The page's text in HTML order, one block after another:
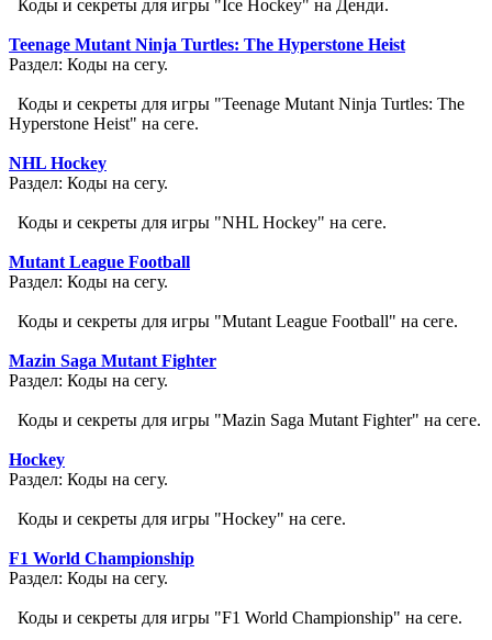
Коды и секреты для игры "Ice Hockey" на Денди.
Teenage Mutant Ninja Turtles: The Hyperstone Heist
Раздел: Коды на сегу.
Коды и секреты для игры "Teenage Mutant Ninja Turtles: The
Hyperstone Heist" на сеге.
NHL Hockey
Раздел: Коды на сегу.
Коды и секреты для игры "NHL Hockey" на сеге.
Mutant League Football
Раздел: Коды на сегу.
Коды и секреты для игры "Mutant League Football" на сеге.
Mazin Saga Mutant Fighter
Раздел: Коды на сегу.
Коды и секреты для игры "Mazin Saga Mutant Fighter" на сеге.
Hockey
Раздел: Коды на сегу.
Коды и секреты для игры "Hockey" на сеге.
F1 World Championship
Раздел: Коды на сегу.
Коды и секреты для игры "F1 World Championship" на сеге.